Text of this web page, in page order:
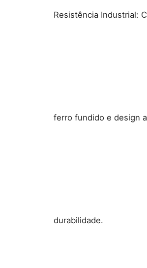
Resistência Industrial:
ferro fundido e design
durabilidade.